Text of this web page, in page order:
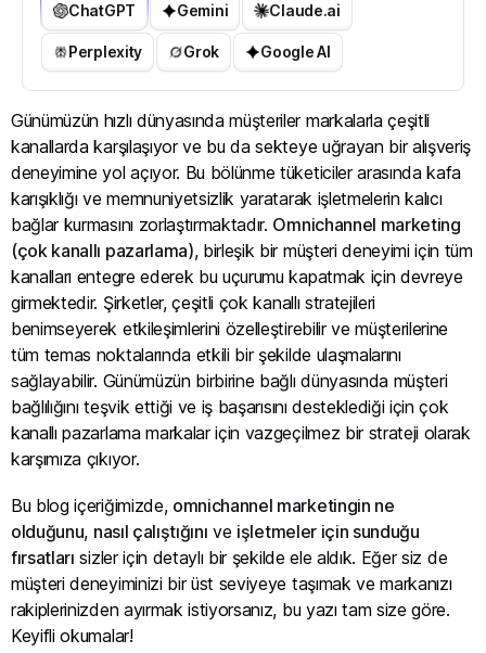
ChatGPT Gemini Claude.ai
Perplexity Grok Google AI
Günümüzün hızlı dünyasında müşteriler markalarla çeşitli
kanallarda karşılaşıyor ve bu da sekteye uğrayan bir alışveriş
deneyimine yol açıyor. Bu bölünme tüketiciler arasında kafa
karışıklığı ve memnuniyetsizlik yaratarak işletmelerin kalıcı
bağlar kurmasını zorlaştırmaktadır. Omnichannel marketing
(çok kanallı pazarlama), birleşik bir müşteri deneyimi için tüm
kanalları entegre ederek bu uçurumu kapatmak için devreye
girmektedir. Şirketler, çeşitli çok kanallı stratejileri
benimseyerek etkileşimlerini özelleştirebilir ve müşterilerine
tüm temas noktalarında etkili bir şekilde ulaşmalarını
sağlayabilir. Günümüzün birbirine bağlı dünyasında müşteri
bağlılığını teşvik ettiği ve iş başarısını desteklediği için çok
kanallı pazarlama markalar için vazgeçilmez bir strateji olarak
karşımıza çıkıyor.
Bu blog içeriğimizde, omnichannel marketingin ne
olduğunu, nasıl çalıştığını ve işletmeler için sunduğu
fırsatları sizler için detaylı bir şekilde ele aldık. Eğer siz de
müşteri deneyiminizi bir üst seviyeye taşımak ve markanızı
rakiplerinizden ayırmak istiyorsanız, bu yazı tam size göre.
Keyifli okumalar!